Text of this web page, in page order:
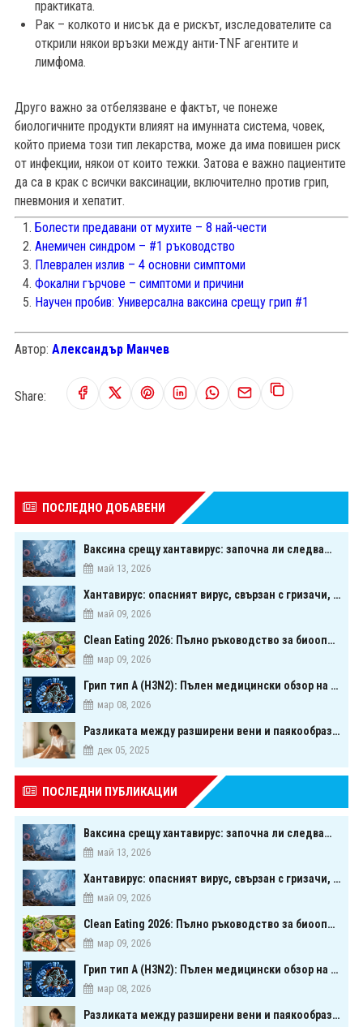
практиката.
Рак – колкото и нисък да е рискът, изследователите са
открили някои връзки между анти-TNF агентите и
лимфома.
Друго важно за отбелязване е фактът, че понеже
биологичните продукти влияят на имунната система, човек,
който приема този тип лекарства, може да има повишен риск
от инфекции, някои от които тежки. Затова е важно пациентите
да са в крак с всички ваксинации, включително против грип,
пневмония и хепатит.
Болести предавани от мухите – 8 най-чести
Анемичен синдром – #1 ръководство
Плеврален излив – 4 основни симптоми
Фокални гърчове – симптоми и причини
Научен пробив: Универсална ваксина срещу грип #1
Автор: Александър Манчев
Share:
ПОСЛЕДНО ДОБАВЕНИ
Ваксина срещу хантавирус: започна ли следващата голяма надпревара в медицината?
май 13, 2026
Хантавирус: опасният вирус, свързан с гризачи, който предизвика тревога в Европа
май 09, 2026
Clean Eating 2026: Пълно ръководство за биооптимизация чрез хранене
мар 09, 2026
Грип тип A (H3N2): Пълен медицински обзор на сезонния щам през 2026 г.
мар 08, 2026
Разликата между разширени вени и паякообразни вени - и как наистина можете да ги предотвратите
дек 05, 2025
ПОСЛЕДНИ ПУБЛИКАЦИИ
Ваксина срещу хантавирус: започна ли следващата голяма надпревара в медицината?
май 13, 2026
Хантавирус: опасният вирус, свързан с гризачи, който предизвика тревога в Европа
май 09, 2026
Clean Eating 2026: Пълно ръководство за биооптимизация чрез хранене
мар 09, 2026
Грип тип A (H3N2): Пълен медицински обзор на сезонния щам през 2026 г.
мар 08, 2026
Разликата между разширени вени и паякообразни вени - и как наистина можете да ги предотвратите